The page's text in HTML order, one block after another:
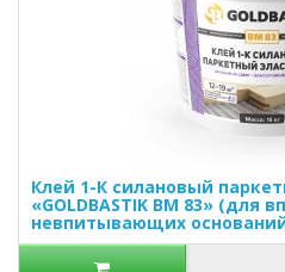
Клей 1-К силановый
«GOLDBASTIK BM 83» (для
невпитывающих